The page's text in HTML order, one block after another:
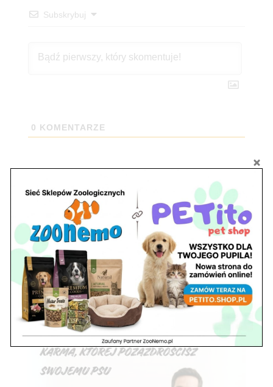
Subskrybuj
0 KOMENTARZE
Szukaj